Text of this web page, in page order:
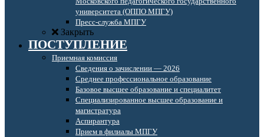
университета (ОППО МПГУ)
Пресс-служба МПГУ
Закрыть
ПОСТУПЛЕНИЕ
Приемная комиссия
Сведения о зачислении — 2026
Среднее профессиональное образование
Базовое высшее образование и специалитет
Специализированное высшее образование и
магистратура
Аспирантура
Прием в филиалы МПГУ